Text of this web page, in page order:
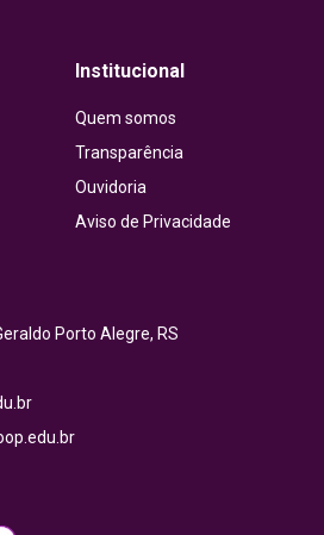
Institucional
Quem somos
Transparência
Ouvidoria
Aviso de Privacidade
Porto Alegre, RS